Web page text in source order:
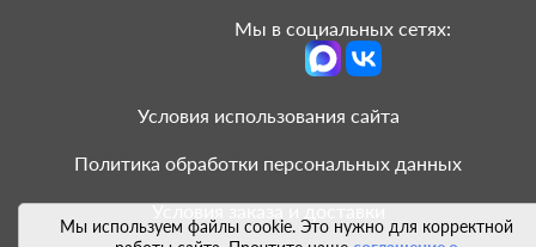
Мы используем файлы cookie. Это нужно для корректной
Мы в социальных сетях:
Условия использования сайта
Политика обработки персональных данных
Условия заказа и доставки